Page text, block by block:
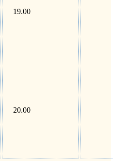
19.00
20.00